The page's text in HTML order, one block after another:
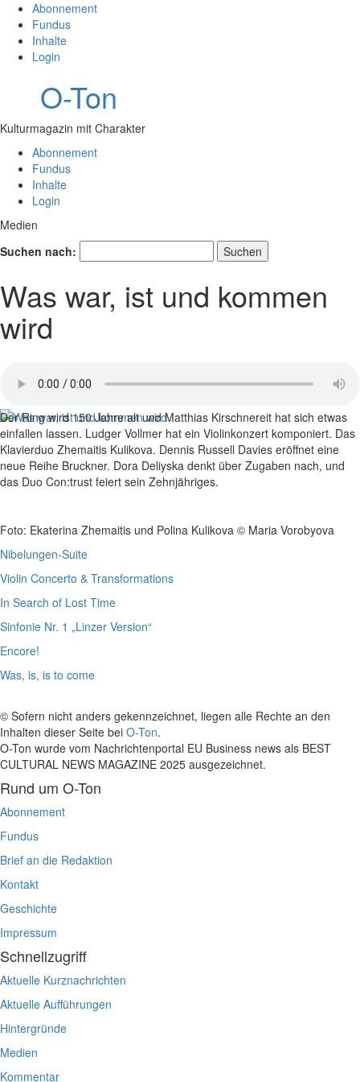
Abonnement
Fundus
Inhalte
Login
O-Ton
Kulturmagazin mit Charakter
Abonnement
Fundus
Inhalte
Login
Medien
Suchen nach:
Was war, ist und kommen
wird
Der Ring wird 150 Jahre alt und Matthias Kirschnereit hat sich etwas
einfallen lassen. Ludger Vollmer hat ein Violinkonzert komponiert. Das
Klavierduo Zhemaitis Kulikova. Dennis Russell Davies eröffnet eine
neue Reihe Bruckner. Dora Deliyska denkt über Zugaben nach, und
das Duo Con:trust feiert sein Zehnjähriges.
Foto: Ekaterina Zhemaitis und Polina Kulikova © Maria Vorobyova
Nibelungen-Suite
Violin Concerto & Transformations
In Search of Lost Time
Sinfonie Nr. 1 „Linzer Version“
Encore!
Was, is, is to come
© Sofern nicht anders gekennzeichnet, liegen alle Rechte an den
Inhalten dieser Seite bei O-Ton.
O-Ton wurde vom Nachrichtenportal EU Business news als BEST
CULTURAL NEWS MAGAZINE 2025 ausgezeichnet.
Rund um O-Ton
Abonnement
Fundus
Brief an die Redaktion
Kontakt
Geschichte
Impressum
Schnellzugriff
Aktuelle Kurznachrichten
Aktuelle Aufführungen
Hintergründe
Medien
Kommentar